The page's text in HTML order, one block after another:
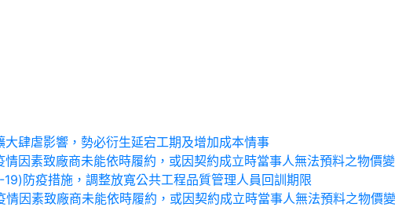
肆虐影響，勢必衍生延宕工期及增加成本情事
因素致廠商未能依時履約，或因契約成立時當事人無法預料之物價
防疫措施，調整放寬公共工程品質管理人員回訓期限
因素致廠商未能依時履約，或因契約成立時當事人無法預料之物價